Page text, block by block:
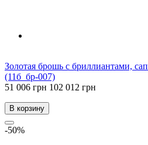
Золотая брошь с бриллиантами,
(11б_бр-007)
51 006 грн 102 012 грн
В корзину
-50%